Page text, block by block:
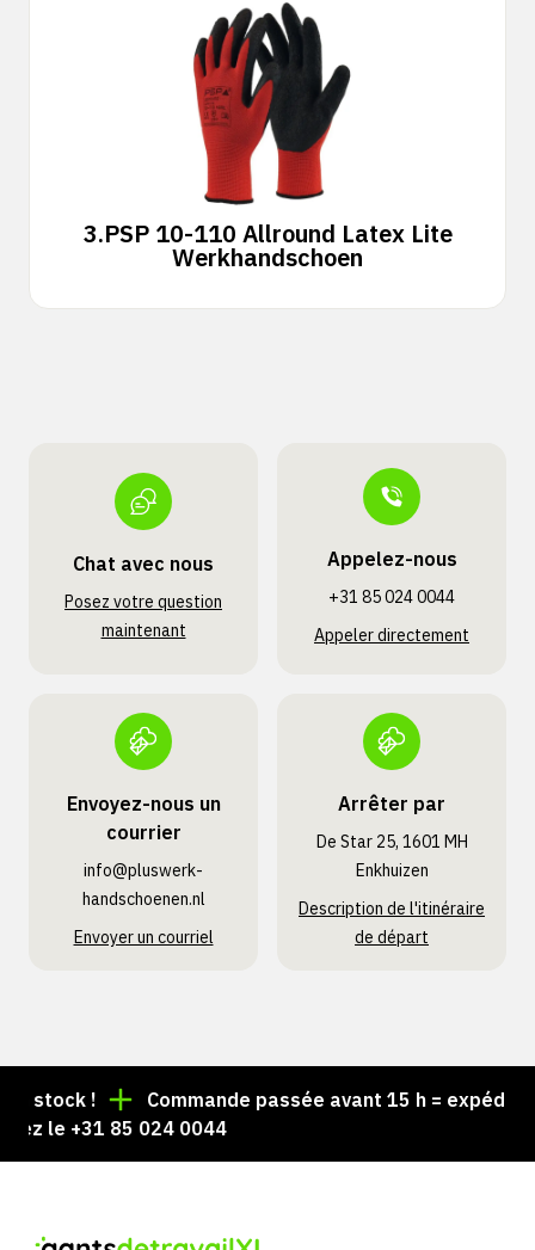
3.PSP 10-110 Allround Latex Lite
Werkhandschoen
Chat avec nous
Posez votre question
maintenant
Appelez-nous
+31 85 024 0044
Appeler directement
Envoyez-nous un
courrier
info@pluswerk­
handschoenen.nl
Envoyer un courriel
Arrêter par
De Star 25, 1601 MH
Enkhuizen
Description de l'itinéraire
de départ
!
Commande passée avant 15 h = expédiée le
le +31 85 024 0044